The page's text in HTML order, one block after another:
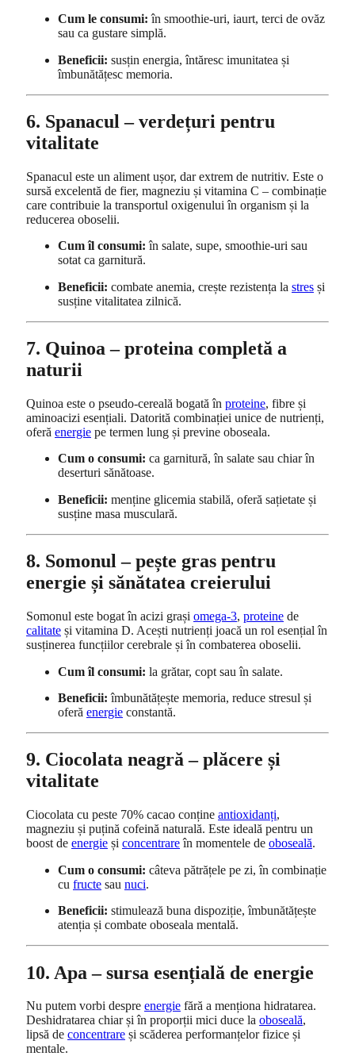
Cum le consumi: în smoothie-uri, iaurt, terci de ovăz
sau ca gustare simplă.
Beneficii: susțin energia, întăresc imunitatea și
îmbunătățesc memoria.
6. Spanacul – verdețuri pentru
vitalitate
Spanacul este un aliment ușor, dar extrem de nutritiv. Este o
sursă excelentă de fier, magneziu și vitamina C – combinație
care contribuie la transportul oxigenului în organism și la
reducerea oboselii.
Cum îl consumi: în salate, supe, smoothie-uri sau
sotat ca garnitură.
Beneficii: combate anemia, crește rezistența la stres și
susține vitalitatea zilnică.
7. Quinoa – proteina completă a
naturii
Quinoa este o pseudo-cereală bogată în proteine, fibre și
aminoacizi esențiali. Datorită combinației unice de nutrienți,
oferă energie pe termen lung și previne oboseala.
Cum o consumi: ca garnitură, în salate sau chiar în
deserturi sănătoase.
Beneficii: menține glicemia stabilă, oferă sațietate și
susține masa musculară.
8. Somonul – pește gras pentru
energie și sănătatea creierului
Somonul este bogat în acizi grași omega-3, proteine de
calitate și vitamina D. Acești nutrienți joacă un rol esențial în
susținerea funcțiilor cerebrale și în combaterea oboselii.
Cum îl consumi: la grătar, copt sau în salate.
Beneficii: îmbunătățește memoria, reduce stresul și
oferă energie constantă.
9. Ciocolata neagră – plăcere și
vitalitate
Ciocolata cu peste 70% cacao conține antioxidanți,
magneziu și puțină cofeină naturală. Este ideală pentru un
boost de energie și concentrareîn momentele de oboseală.
Cum o consumi: câteva pătrățele pe zi, în combinație
cu fructe sau nuci.
Beneficii: stimulează buna dispoziție, îmbunătățește
atenția și combate oboseala mentală.
10. Apa – sursa esențială de energie
Nu putem vorbi despre energie fără a menționa hidratarea.
Deshidratarea chiar și în proporții mici duce la oboseală,
lipsă de concentrare și scăderea performanțelor fizice și
mentale.